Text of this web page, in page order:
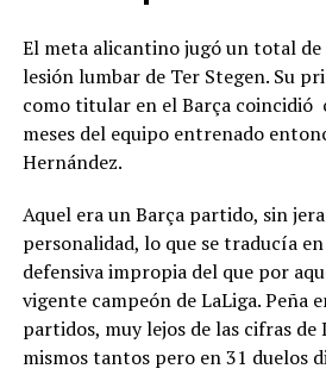
El meta alicantino jugó un total
lesión lumbar de Ter Stegen. Su
como titular en el Barça coincidió
meses del equipo entrenado
Hernández.
Aquel era un Barça partido, sin
personalidad, lo que se traducía
defensiva impropia del que por
vigente campeón de LaLiga. Peña
partidos, muy lejos de las cifras
mismos tantos pero en 31 duelos